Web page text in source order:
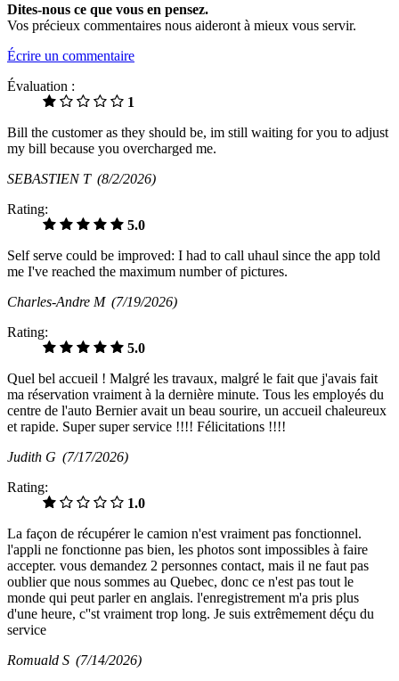
Dites-nous ce que vous en pensez.
Vos précieux commentaires nous aideront à mieux vous servir.
Écrire un commentaire
Évaluation :
1
Bill the customer as they should be, im still waiting for you to adjust
my bill because you overcharged me.
SEBASTIEN T (8/2/2026)
Rating:
5.0
Self serve could be improved: I had to call uhaul since the app told
me I've reached the maximum number of pictures.
Charles-Andre M (7/19/2026)
Rating:
5.0
Quel bel accueil ! Malgré les travaux, malgré le fait que j'avais fait
ma réservation vraiment à la dernière minute. Tous les employés du
centre de l'auto Bernier avait un beau sourire, un accueil chaleureux
et rapide. Super super service !!!! Félicitations !!!!
Judith G (7/17/2026)
Rating:
1.0
La façon de récupérer le camion n'est vraiment pas fonctionnel.
l'appli ne fonctionne pas bien, les photos sont impossibles à faire
accepter. vous demandez 2 personnes contact, mais il ne faut pas
oublier que nous sommes au Quebec, donc ce n'est pas tout le
monde qui peut parler en anglais. l'enregistrement m'a pris plus
d'une heure, c''st vraiment trop long. Je suis extrêmement déçu du
service
Romuald S (7/14/2026)